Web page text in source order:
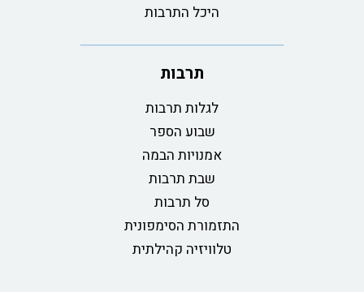
היכל התרבות
תרבות
לגלות תרבות
שבוע הספר
אמנויות הבמה
שבת תרבות
סל תרבות
התזמורת הסימפונית
טלוויזיה קהילתית